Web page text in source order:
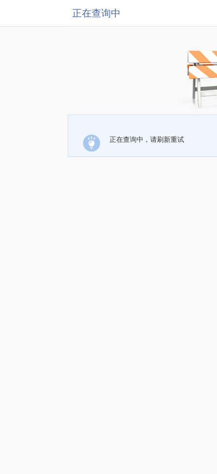
正在查询中
正在查询中，请刷新重试